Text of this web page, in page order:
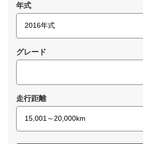
年式
グレード
走行距離